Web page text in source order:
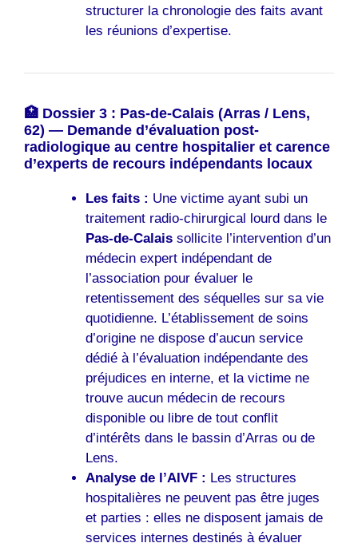
structurer la chronologie des faits avant
les réunions d’expertise.
🏥 Dossier 3 : Pas-de-Calais (Arras / Lens,
62) — Demande d’évaluation post-
radiologique au centre hospitalier et carence
d’experts de recours indépendants locaux
Les faits : Une victime ayant subi un
traitement radio-chirurgical lourd dans le
Pas-de-Calaissollicite l’intervention d’un
médecin expert indépendant de
l’association pour évaluer le
retentissement des séquelles sur sa vie
quotidienne. L’établissement de soins
d’origine ne dispose d’aucun service
dédié à l’évaluation indépendante des
préjudices en interne, et la victime ne
trouve aucun médecin de recours
disponible ou libre de tout conflit
d’intérêts dans le bassin d’Arras ou de
Lens.
Analyse de l’AIVF : Les structures
hospitalières ne peuvent pas être juges
et parties : elles ne disposent jamais de
services internes destinés à évaluer